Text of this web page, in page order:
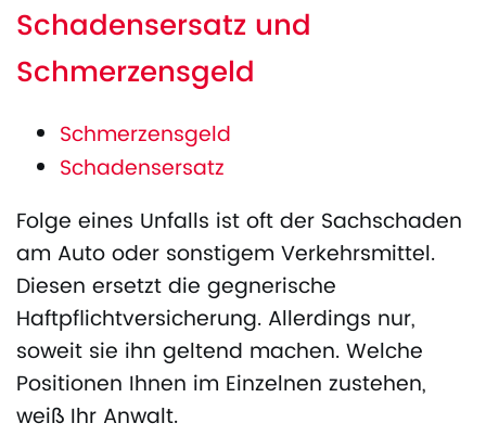
Schadensersatz und
Schmerzensgeld
Schmerzensgeld
Schadensersatz
Folge eines Unfalls ist oft der Sachschaden
am Auto oder sonstigem Verkehrsmittel.
Diesen ersetzt die gegnerische
Haftpflichtversicherung. Allerdings nur,
soweit sie ihn geltend machen. Welche
Positionen Ihnen im Einzelnen zustehen,
weiß Ihr Anwalt.